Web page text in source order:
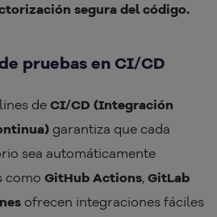
segura del código.
pruebas en CI/CD
de CI/CD (Integración
garantiza que cada
sea automáticamente
como GitHub Actions, GitLab
ofrecen integraciones fáciles